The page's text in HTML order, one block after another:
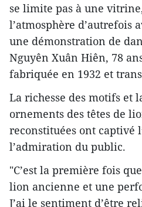
se limite pas à une
l’atmosphère d’autrefois
une démonstration de
Nguyên Xuân Hiên, 78
fabriquée en 1932 et
La richesse des motifs et
ornements des têtes de
reconstituées ont captivé
l’admiration du public.
"C’est la première fois
lion ancienne et une
J’ai le sentiment d’être